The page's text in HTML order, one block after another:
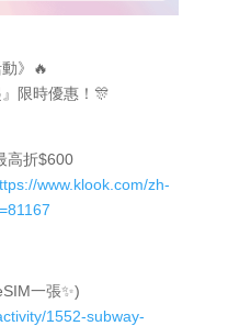
》🔥
限時優惠！🎊
高折$600
www.klook.com/zh-
一張✨)
1552-subway-